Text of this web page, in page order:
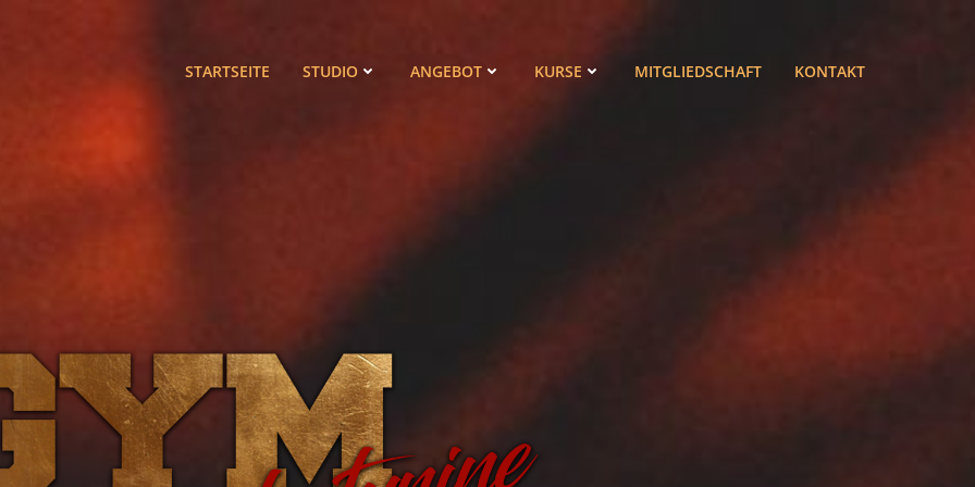
STARTSEITE STUDIO ANGEBOT KURSE MITGLIEDSCHAFT KONTAKT